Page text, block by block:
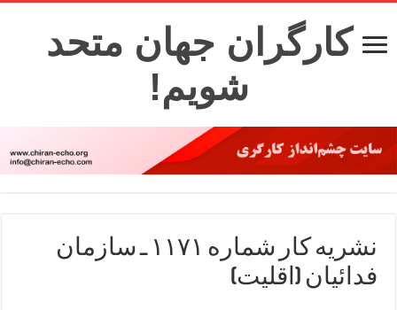
کارگران جهان متحد
شویم!
نشریه کار شماره ۱۱۷۱ ـ سازمان
فدائیان (اقلیت)